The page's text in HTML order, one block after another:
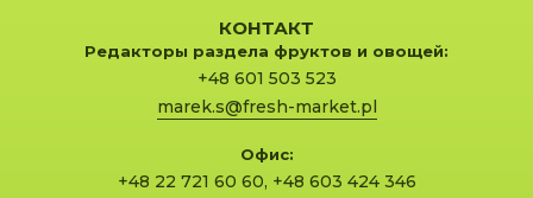
КОНТАКТ
Редакторы раздела фруктов и овощей:
+48 601 503 523
marek.s@fresh-market.pl
Офис:
+48 22 721 60 60, +48 603 424 346